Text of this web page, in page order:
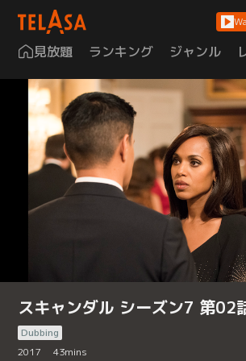
見放題 ランキング ジャンル
スキャンダル シーズン7 第02
Dubbing
2017
43mins